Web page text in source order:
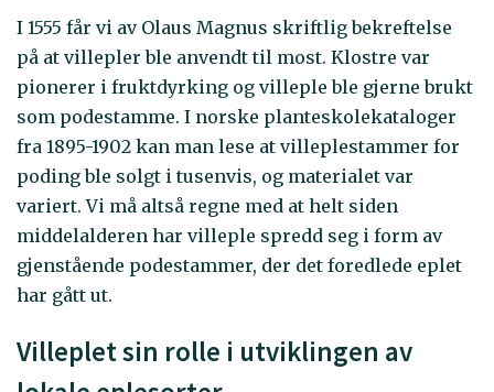
I 1555 får vi av Olaus Magnus skriftlig bekreftelse
på at villepler ble anvendt til most. Klostre var
pionerer i fruktdyrking og villeple ble gjerne brukt
som podestamme. I norske planteskolekataloger
fra 1895-1902 kan man lese at villeplestammer for
poding ble solgt i tusenvis, og materialet var
variert. Vi må altså regne med at helt siden
middelalderen har villeple spredd seg i form av
gjenstående podestammer, der det foredlede eplet
har gått ut.
Villeplet sin rolle i utviklingen av